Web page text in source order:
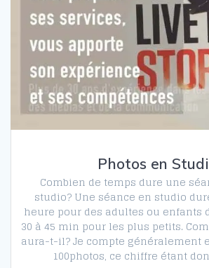
Photos en
Combien de temps dure une
studio? Une séance en studio
heure pour des adultes ou enfants
30 à 45 min pour les plus petits.
aura-t-il? Je compte généralement
100photos, ce chiffre étant